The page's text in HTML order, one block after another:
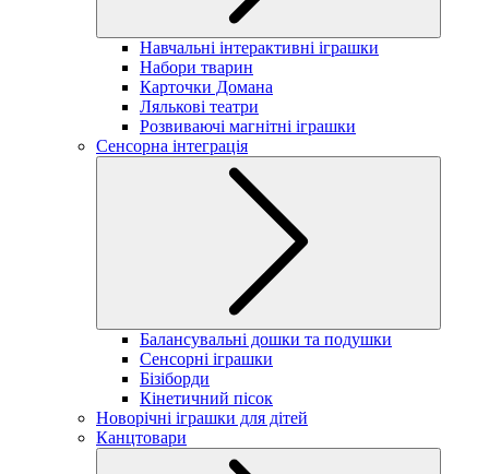
Навчальні інтерактивні іграшки
Набори тварин
Карточки Домана
Лялькові театри
Розвиваючі магнітні іграшки
Сенсорна інтеграція
Балансувальні дошки та подушки
Сенсорні іграшки
Бізіборди
Кінетичний пісок
Новорічні іграшки для дітей
Канцтовари